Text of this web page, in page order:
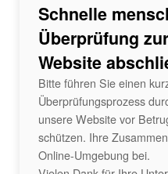
Schnelle
Überprüfung
Website
Bitte führen Sie einen
Überprüfungsprozess
unsere Website vor
schützen. Ihre
Online-Umgebung bei.